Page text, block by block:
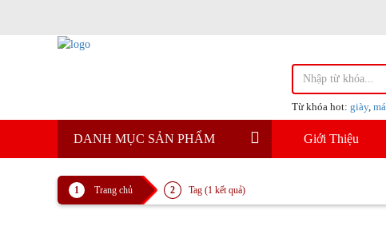
Từ khóa hot: giày,
DANH MỤC SẢN PHẨM Giới Thiệu
Trang chủ Tag (1 kết quả)
Ghế ép ngực dưới - Sự lựa
Ghế ép ngực dưới là thiết bị
chắc nhóm cơ ngực dưới, đồng